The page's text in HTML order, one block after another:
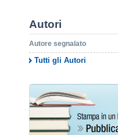
Autori
Autore segnalato
Tutti gli Autori